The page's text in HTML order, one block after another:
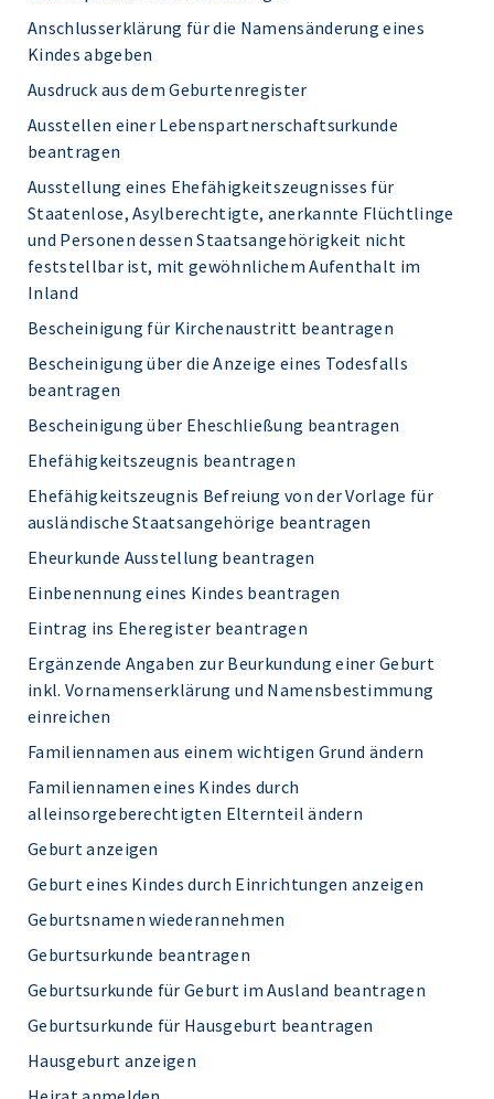
Anschlusserklärung für die Namensänderung eines
Kindes abgeben
Ausdruck aus dem Geburtenregister
Ausstellen einer Lebenspartnerschaftsurkunde
beantragen
Ausstellung eines Ehefähigkeitszeugnisses für
Staatenlose, Asylberechtigte, anerkannte Flüchtlinge
und Personen dessen Staatsangehörigkeit nicht
feststellbar ist, mit gewöhnlichem Aufenthalt im
Inland
Bescheinigung für Kirchenaustritt beantragen
Bescheinigung über die Anzeige eines Todesfalls
beantragen
Bescheinigung über Eheschließung beantragen
Ehefähigkeitszeugnis beantragen
Ehefähigkeitszeugnis Befreiung von der Vorlage für
ausländische Staatsangehörige beantragen
Eheurkunde Ausstellung beantragen
Einbenennung eines Kindes beantragen
Eintrag ins Eheregister beantragen
Ergänzende Angaben zur Beurkundung einer Geburt
inkl. Vornamenserklärung und Namensbestimmung
einreichen
Familiennamen aus einem wichtigen Grund ändern
Familiennamen eines Kindes durch
alleinsorgeberechtigten Elternteil ändern
Geburt anzeigen
Geburt eines Kindes durch Einrichtungen anzeigen
Geburtsnamen wiederannehmen
Geburtsurkunde beantragen
Geburtsurkunde für Geburt im Ausland beantragen
Geburtsurkunde für Hausgeburt beantragen
Hausgeburt anzeigen